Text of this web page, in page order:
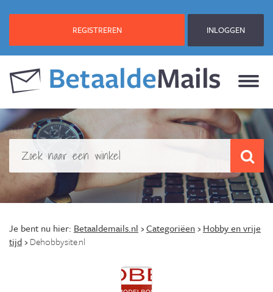
REGISTREREN INLOGGEN
Je bent nu hier: Betaaldemails.nl ›Categoriëen› Hobby en vrije
tijd› Dehobbysite.nl